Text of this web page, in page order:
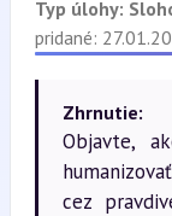
Typ úlohy:
pridané:
Zhrnutie:
Objavte,
cez